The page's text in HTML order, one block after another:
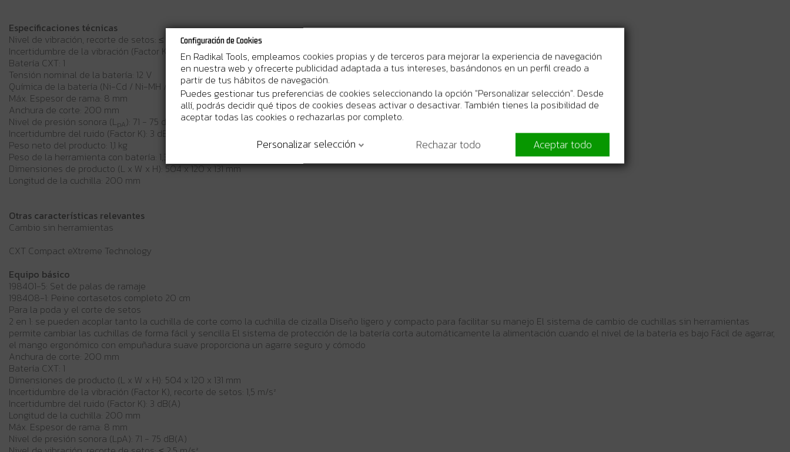
Especificaciones técnicas
Nivel de vibración, recorte de setos: ≤ 2,5 m/s²
Incertidumbre de la vibración (Factor K), recorte de setos: 1,5 m/s²
Batería CXT: 1
Tensión nominal de la batería: 12 V
Química de la batería (Ni-Cd / Ni-MH / Li-ion): Li-ion
Máx. Espesor de rama: 8 mm
Anchura de corte: 200 mm
Nivel de presión sonora (LpA): 71 - 75 dB(A)
Incertidumbre del ruido (Factor K): 3 dB(A)
Peso neto del producto: 1,1 kg
Peso de la herramienta con batería: 1,3 - 1,5 kg
Dimensiones de producto (L x W x H): 504 x 120 x 131 mm
Longitud de la cuchilla: 200 mm
Otras características relevantes
Cambio sin herramientas
CXT Compact eXtreme Technology
Equipo básico
198401-5: Set de palas de ramaje
198408-1: Peine cortasetos completo 20 cm
Para la poda y el corte de setos
2 en 1: se pueden acoplar tanto la cuchilla de corte como la cuchilla de cizalla Diseño ligero y compacto para facilitar su manejo El sistema de cambio de cuchillas sin herramientas
permite cambiar las cuchillas de forma fácil y sencilla El sistema de protección de la batería corta automáticamente la alimentación cuando el nivel de la batería es bajo Fácil de agarrar,
el mango ergonómico con empuñadura suave proporciona un agarre seguro y cómodo
Anchura de corte: 200 mm
Batería CXT: 1
Dimensiones de producto (L x W x H): 504 x 120 x 131 mm
Incertidumbre de la vibración (Factor K), recorte de setos: 1,5 m/s²
Incertidumbre del ruido (Factor K): 3 dB(A)
Longitud de la cuchilla: 200 mm
Máx. Espesor de rama: 8 mm
Nivel de presión sonora (LpA): 71 - 75 dB(A)
Configuración de Cookies
En Radikal Tools, empleamos cookies propias y de terceros para mejorar la experiencia de navegación
en nuestra web y ofrecerte publicidad adaptada a tus intereses, basándonos en un perfil creado a
partir de tus hábitos de navegación.
Puedes gestionar tus preferencias de cookies seleccionando la opción "Personalizar selección". Desde
allí, podrás decidir qué tipos de cookies deseas activar o desactivar. También tienes la posibilidad de
aceptar todas las cookies o rechazarlas por completo.
Personalizar selección Rechazar todo Aceptar todo